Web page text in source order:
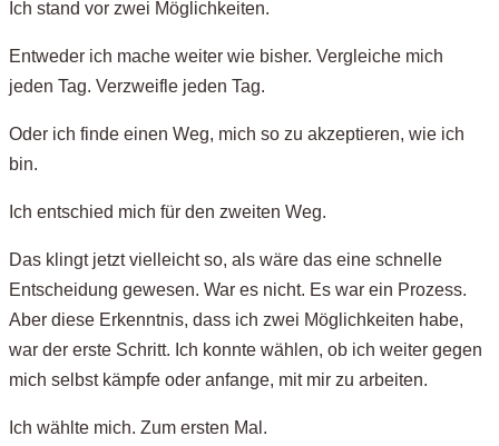
Ich stand vor zwei Möglichkeiten.
Entweder ich mache weiter wie bisher. Vergleiche mich
jeden Tag. Verzweifle jeden Tag.
Oder ich finde einen Weg, mich so zu akzeptieren, wie ich
bin.
Ich entschied mich für den zweiten Weg.
Das klingt jetzt vielleicht so, als wäre das eine schnelle
Entscheidung gewesen. War es nicht. Es war ein Prozess.
Aber diese Erkenntnis, dass ich zwei Möglichkeiten habe,
war der erste Schritt. Ich konnte wählen, ob ich weiter gegen
mich selbst kämpfe oder anfange, mit mir zu arbeiten.
Ich wählte mich. Zum ersten Mal.